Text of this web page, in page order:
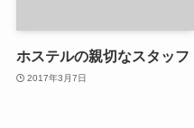
ホステルの親切なスタッフ
2017年3月7日